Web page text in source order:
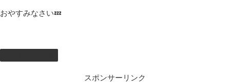
おやすみなさい💤
スポンサーリンク